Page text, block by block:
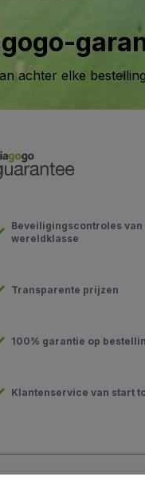
achter elke
Beveiligingscontroles van
wereldklasse
Transparente prijzen
100% garantie op
Klantenservice van start